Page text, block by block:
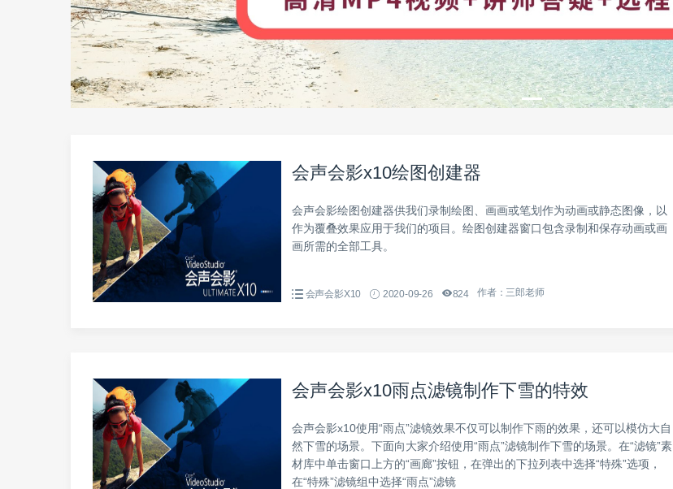
会声会影x10绘图创建器
会声会影绘图创建器供我们录制绘图、画画或笔划作为动画或静态图像，以
作为覆叠效果应用于我们的项目。绘图创建器窗口包含录制和保存动画或画
画所需的全部工具。
会声会影X10 2020-09-26 824 作者：三郎老师
会声会影x10雨点滤镜制作下雪的特效
会声会影x10使用“雨点”滤镜效果不仅可以制作下雨的效果，还可以模仿大自
然下雪的场景。下面向大家介绍使用“雨点”滤镜制作下雪的场景。在“滤镜”素
材库中单击窗口上方的“画廊”按钮，在弹出的下拉列表中选择“特殊”选项，
在“特殊”滤镜组中选择“雨点”滤镜